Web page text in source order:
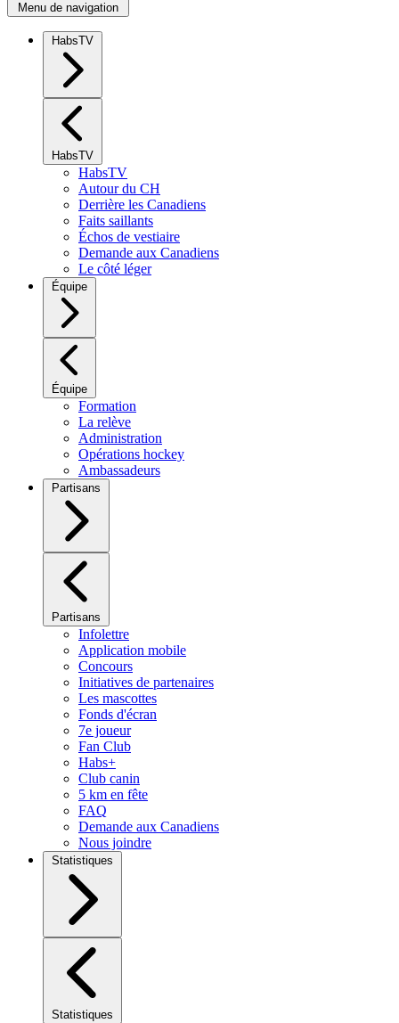
Menu de navigation
HabsTV
HabsTV
HabsTV
Autour du CH
Derrière les Canadiens
Faits saillants
Échos de vestiaire
Demande aux Canadiens
Le côté léger
Équipe
Équipe
Formation
La relève
Administration
Opérations hockey
Ambassadeurs
Partisans
Partisans
Infolettre
Application mobile
Concours
Initiatives de partenaires
Les mascottes
Fonds d'écran
7e joueur
Fan Club
Habs+
Club canin
5 km en fête
FAQ
Demande aux Canadiens
Nous joindre
Statistiques
Statistiques